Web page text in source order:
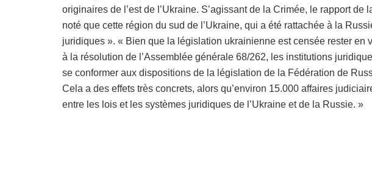
originaires de l’est de l’Ukraine. S’agissant de la Crimée, le rapport
noté que cette région du sud de l’Ukraine, qui a été rattachée à la
juridiques ». « Bien que la législation ukrainienne est censée rester en
à la résolution de l’Assemblée générale 68/262, les institutions
se conformer aux dispositions de la législation de la Fédération de
Cela a des effets très concrets, alors qu’environ 15.000 affaires
entre les lois et les systèmes juridiques de l’Ukraine et de la Russie. »